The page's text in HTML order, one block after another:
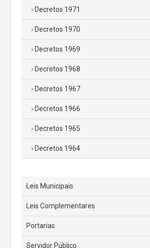
Decretos 1971
Decretos 1970
Decretos 1969
Decretos 1968
Decretos 1967
Decretos 1966
Decretos 1965
Decretos 1964
Leis Municipais
Leis Complementares
Portarias
Servidor Público